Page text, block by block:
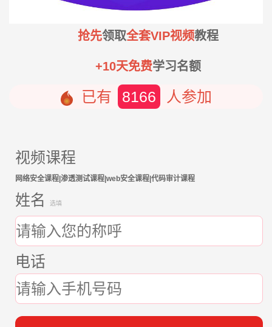
抢先领取全套VIP视频教程
+10天免费学习名额
已有 8166 人参加
视频课程
网络安全课程|渗透测试课程|web安全课程|代码审计课程
姓名 选填
电话